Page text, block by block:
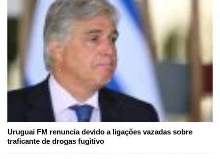
Uruguai FM renuncia devido a ligações vazadas sobre
traficante de drogas fugitivo